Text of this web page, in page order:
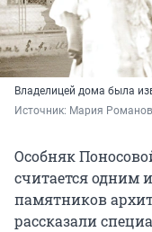
Владелицей дома была
Источник: Мария
Особняк
считается одним
памятников
рассказали